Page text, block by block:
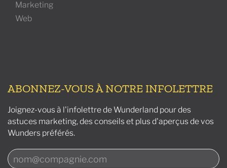
Marketing
Web
ABONNEZ-VOUS À NOTRE INFOLETTRE
Joignez-vous à l'infolettre de Wunderland pour des
astuces marketing, des conseils et plus d'aperçus de vos
Wunders préférés.